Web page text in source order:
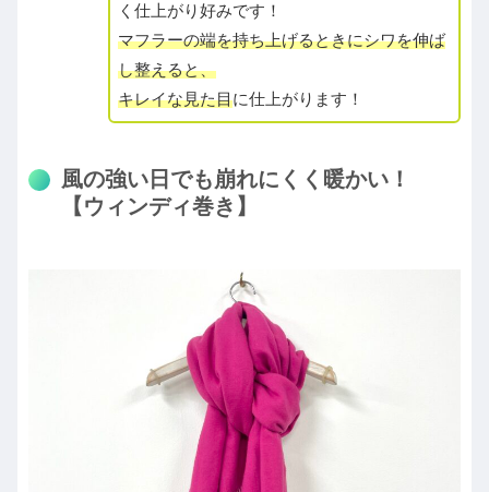
く仕上がり好みです！
マフラーの端を持ち上げるときにシワを伸ば
し整えると、
キレイな見た目に仕上がります！
風の強い日でも崩れにくく暖かい！
【ウィンディ巻き】